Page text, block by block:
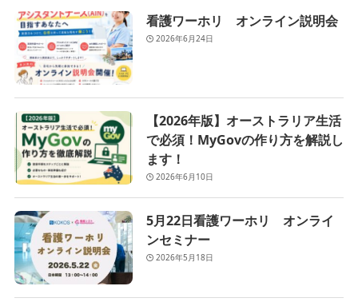
看護ワーホリ オンライン説明会
2026年6月24日
【2026年版】オーストラリア生活
で必須！MyGovの作り方を解説し
ます！
2026年6月10日
5月22日看護ワーホリ オンライ
ンセミナー
2026年5月18日